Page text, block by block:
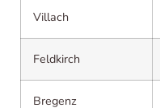
Villach
Feldkirch
Bregenz